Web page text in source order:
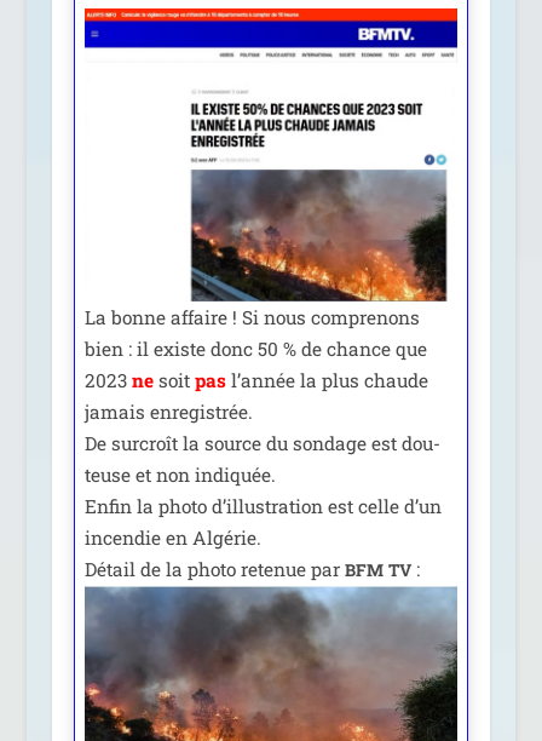
La bonne affaire ! Si nous com­pre­nons
bien : il existe donc 50 % de chance que
2023 nesoit pasl’an­née la plus chaude
jamais enre­gis­trée.
De sur­croît la source du son­dage est dou­
teuse et non indi­quée.
Enfin la pho­to d’illus­tra­tion est celle d’un
incen­die en Algérie.
Détail de la pho­to rete­nue par BFM TV: